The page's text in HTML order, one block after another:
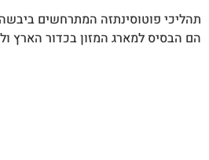
תהליכי פוטוסינתזה המתרחשים ביבשה
הם הבסיס למארג המזון בכדור הארץ